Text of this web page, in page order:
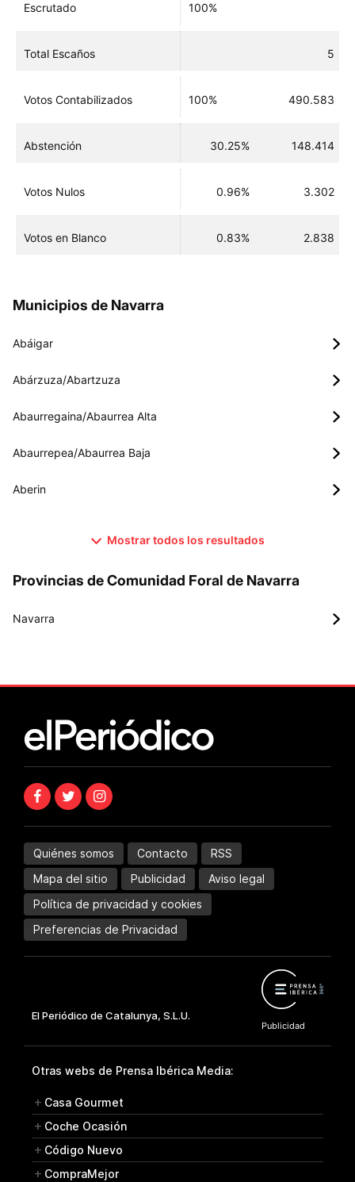
Escrutado 100%
Total Escaños 5
Votos Contabilizados 100% 490.583
Abstención 30.25% 148.414
Votos Nulos 0.96% 3.302
Votos en Blanco 0.83% 2.838
Municipios de Navarra
Abáigar
Abárzuza/Abartzuza
Abaurregaina/Abaurrea Alta
Abaurrepea/Abaurrea Baja
Aberin
Mostrar todos los resultados
Provincias de Comunidad Foral de Navarra
Navarra
Quiénes somos Contacto
RSS
Mapa del sitio
Publicidad
Aviso legal
Política de privacidad y cookies
Preferencias de Privacidad
Otras webs de Prensa Ibérica Media:
Casa Gourmet
Coche Ocasión
Código Nuevo
CompraMejor